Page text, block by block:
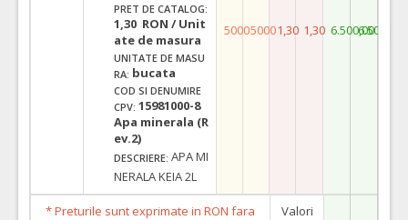
PRET DE CATALOG:
1,30 RON / Unit
ate de masura
UNITATE DE MASU
RA: bucata
COD SI DENUMIRE
CPV: 15981000-8
Apa minerala (R
ev.2)
DESCRIERE: APA MI
NERALA KEIA 2L
500050001,30 1,30 6.500,006.500,00
* Preturile sunt exprimate in RON fara
Valori